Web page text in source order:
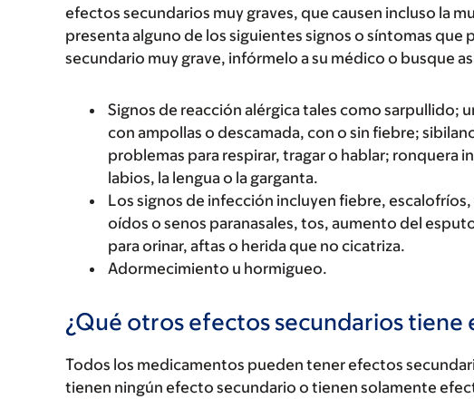
efectos secundarios muy graves, que causen incluso la
presenta alguno de los siguientes signos o síntomas
secundario muy grave, infórmelo a su médico o busque
Signos de reacción alérgica tales como sarpullido;
con ampollas o descamada, con o sin fiebre;
problemas para respirar, tragar o hablar; ronquera
labios, la lengua o la garganta.
Los signos de infección incluyen fiebre,
oídos o senos paranasales, tos, aumento del
para orinar, aftas o herida que no cicatriza.
Adormecimiento u hormigueo.
¿Qué otros efectos secundarios tiene
Todos los medicamentos pueden tener efectos
tienen ningún efecto secundario o tienen solamente